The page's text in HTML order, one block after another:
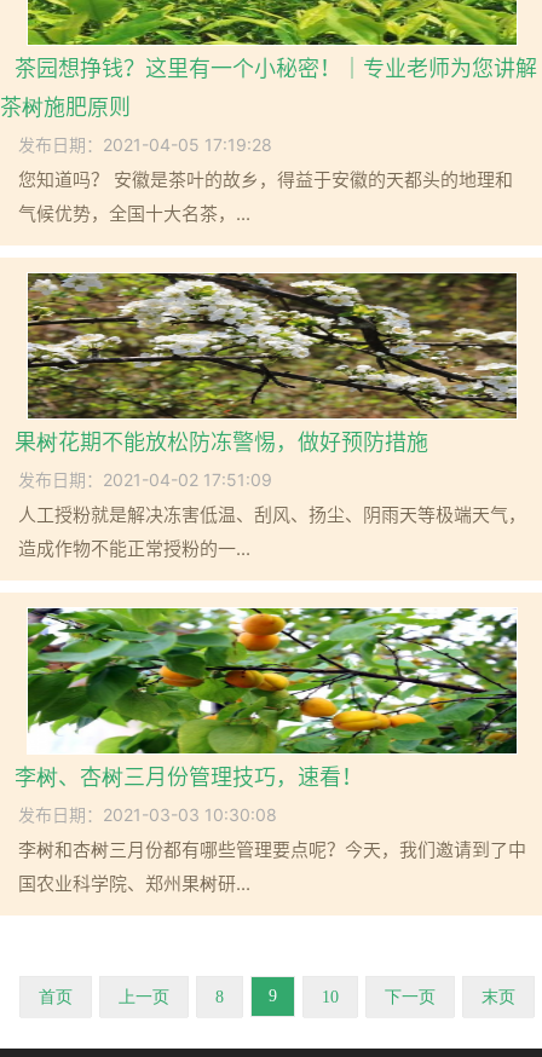
茶园想挣钱？这里有一个小秘密！｜专业老师为您讲解
茶树施肥原则
发布日期：2021-04-05 17:19:28
您知道吗？ 安徽是茶叶的故乡，得益于安徽的天都头的地理和
气候优势，全国十大名茶，...
果树花期不能放松防冻警惕，做好预防措施
发布日期：2021-04-02 17:51:09
人工授粉就是解决冻害低温、刮风、扬尘、阴雨天等极端天气，
造成作物不能正常授粉的一...
李树、杏树三月份管理技巧，速看！
发布日期：2021-03-03 10:30:08
李树和杏树三月份都有哪些管理要点呢？今天，我们邀请到了中
国农业科学院、郑州果树研...
首页 上一页 8 9 10 下一页 末页